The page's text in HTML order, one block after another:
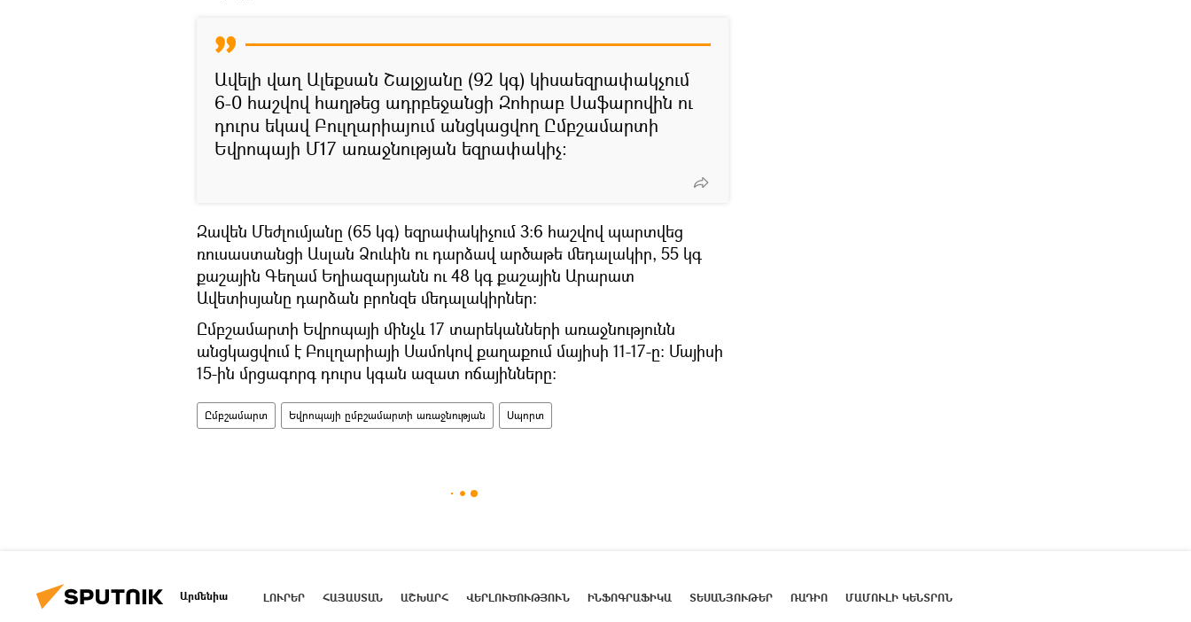
Ավելի վաղ Ալեքսան Շալջյանը (92 կգ) կիսաեզրափակչում
6-0 հաշվով հաղթեց ադրբեջանցի Զոհրաբ Սաֆարովին ու
դուրս եկավ Բուլղարիայում անցկացվող Ըմբշամարտի
Եվրոպայի Մ17 առաջնության եզրափակիչ։
Զավեն Մեժլումյանը (65 կգ) եզրափակիչում 3:6 հաշվով պարտվեց
ռուսաստանցի Ասլան Ձուևին ու դարձավ արծաթե մեդալակիր, 55 կգ
քաշային Գեղամ Եղիազարյանն ու 48 կգ քաշային Արարատ
Ավետիսյանը դարձան բրոնզե մեդալակիրներ:
Ըմբշամարտի Եվրոպայի մինչև 17 տարեկանների առաջնությունն
անցկացվում է Բուլղարիայի Սամոկով քաղաքում մայիսի 11-17-ը։ Մայիսի
15-ին մրցագորգ դուրս կգան ազատ ոճայինները։
Ըմբշամարտ Եվրոպայի ըմբշամարտի առաջնության Սպորտ
Արմենիա ԼՈՒՐԵՐ ՀԱՅԱՍՏԱՆ ԱՇԽԱՐՀ ՎԵՐԼՈՒԾՈՒԹՅՈՒՆ ԻՆՖՈԳՐԱՖԻԿԱ ՏԵՍԱՆՅՈՒԹԵՐ ՌԱԴԻՈ ՄԱՄՈՒԼԻ ԿԵՆՏՐՈՆ